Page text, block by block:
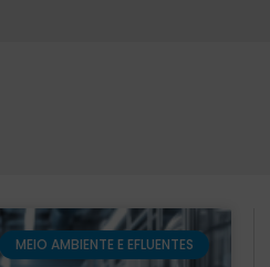
MEIO AMBIENTE E EFLUENTES